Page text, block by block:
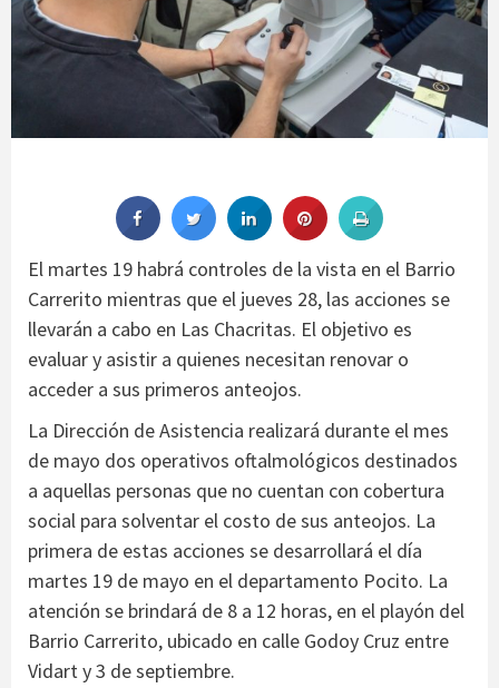
El martes 19 habrá controles de la vista en el Barrio
Carrerito mientras que el jueves 28, las acciones se
llevarán a cabo en Las Chacritas. El objetivo es
evaluar y asistir a quienes necesitan renovar o
acceder a sus primeros anteojos.
La Dirección de Asistencia realizará durante el mes
de mayo dos operativos oftalmológicos destinados
a aquellas personas que no cuentan con cobertura
social para solventar el costo de sus anteojos. La
primera de estas acciones se desarrollará el día
martes 19 de mayo en el departamento Pocito. La
atención se brindará de 8 a 12 horas, en el playón del
Barrio Carrerito, ubicado en calle Godoy Cruz entre
Vidart y 3 de septiembre.